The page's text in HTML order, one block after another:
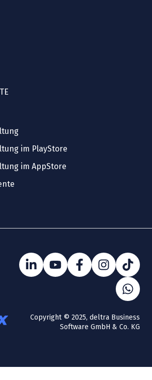
im PlayStore
im AppStore
Copyright © 2025, deltra Business
Software GmbH & Co. KG